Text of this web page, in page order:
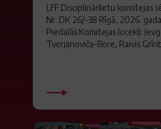
LFF Disciplinārlietu komitejas
Nr. DK 26/-38 Rīgā, 2026.
Piedalās:Komitejas locekļi:
Tverjanoviča-Bore, Raivis